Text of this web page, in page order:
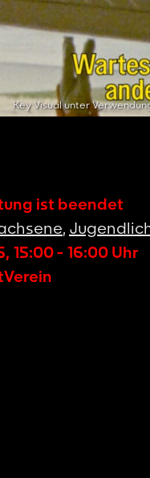
Key Visual unter
ist beendet
,
, 15:00- 16:00 Uhr